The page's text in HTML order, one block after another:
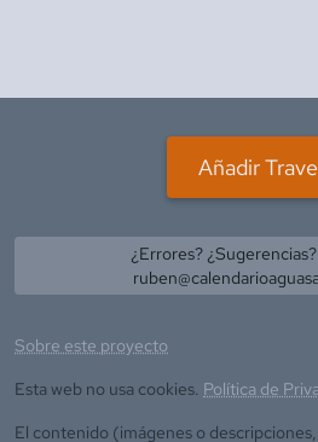
Añadir
¿Errores?
Sobre este proyecto
Esta web no usa cookies. Política de
El contenido (imágenes o